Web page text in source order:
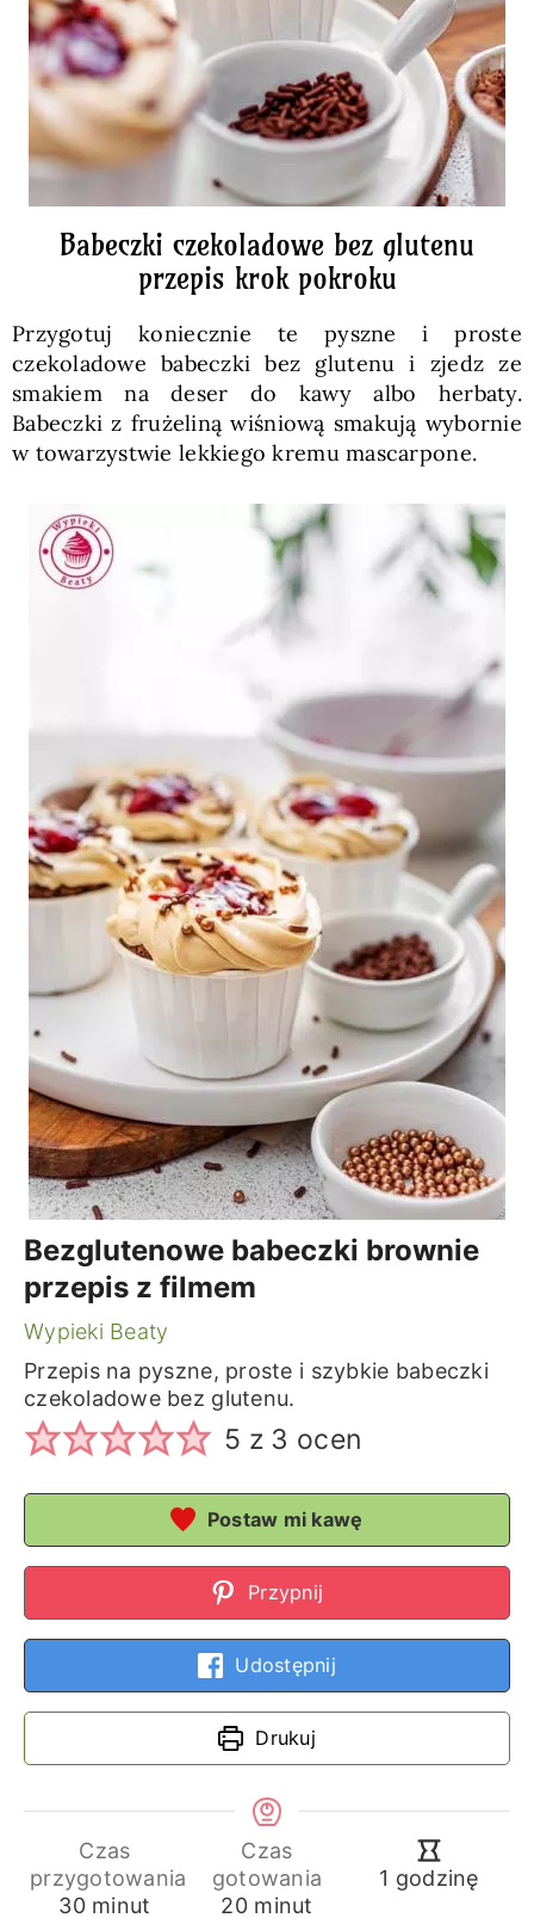
Babeczki czekoladowe bez glutenu
przepis krok pokroku
Przygotuj koniecznie te pyszne i proste
czekoladowe babeczki bez glutenu i zjedz ze
smakiem na deser do kawy albo herbaty.
Babeczki z frużeliną wiśniową smakują wybornie
w towarzystwie lekkiego kremu mascarpone.
Bezglutenowe babeczki brownie
przepis z filmem
Wypieki Beaty
Przepis na pyszne, proste i szybkie babeczki
czekoladowe bez glutenu.
5 z 3 ocen
Postaw mi kawę
Przypnij
Udostępnij
Drukuj
Czas
przygotowania
30minuty
minut
Czas
gotowania
20minuty
minut
1 godzina
godzinę